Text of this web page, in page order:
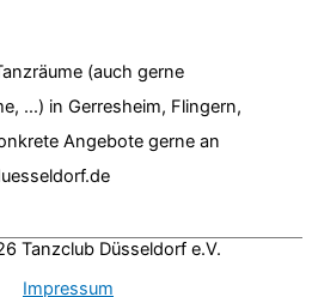
(auch gerne
...) in Gerresheim, Flingern,
Angebote gerne an
Tanzclub Düsseldorf e.V.
Impressum